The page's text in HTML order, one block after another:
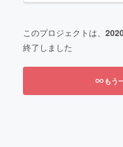
このプロジェクトは、
終了しました
もう